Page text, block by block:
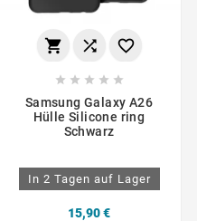
  
    
Samsung Galaxy A26
Hülle Silicone ring
Schwarz
In 2 Tagen auf Lager
15,90 €